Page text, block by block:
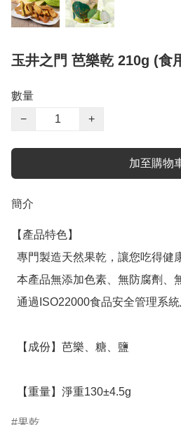
玉井之門 芭樂乾 210g (食
數量
−
+
加至購物
簡介
【產品特色】
  【重量】淨重130±4.5g